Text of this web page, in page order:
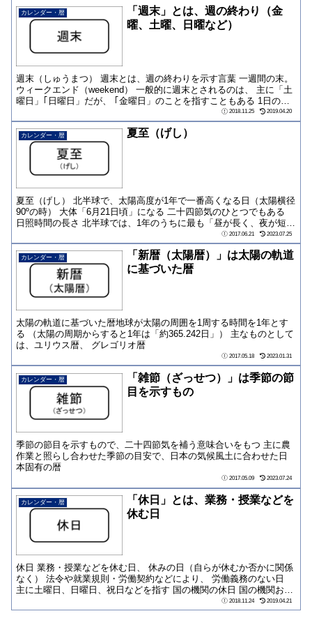
カレンダー・暦
「週末」とは、週の終わり（金
曜、土曜、日曜など）
週末（しゅうまつ） 週末とは、週の終わりを示す言葉 一週間の末。
ウィークエンド（weekend） 一般的に週末とされるのは、 主に「土
曜日」｢日曜日」だが、 ｢金曜日」のことを指すこともある 1日の
2018.11.25 2019.04.20
カレンダー・暦 夏至（げし）
夏至（げし） 北半球で、太陽高度が1年で一番高くなる日（太陽横径
90ºの時） 大体「6月21日頃」になる 二十四節気のひとつでもある
日照時間の長さ 北半球では、1年のうちに最も「昼が長く、夜が短い
2017.06.21 2023.07.25
カレンダー・暦
「新暦（太陽暦）」は太陽の軌道
に基づいた暦
太陽の軌道に基づいた暦地球が太陽の周囲を1周する時間を1年とす
る （太陽の周期からすると1年は「約365.242日」） 主なものとして
は、ユリウス暦、 グレゴリオ暦
2017.05.18 2023.01.31
カレンダー・暦
「雑節（ざっせつ）」は季節の節
目を示すもの
季節の節目を示すもので、二十四節気を補う意味合いをもつ 主に農
作業と照らし合わせた季節の目安で、日本の気候風土に合わせた日
本固有の暦
2017.05.09 2023.07.24
カレンダー・暦
「休日」とは、業務・授業などを
休む日
休日 業務・授業などを休む日、 休みの日（自らが休むか否かに関係
なく） 法令や就業規則・労働契約などにより、 労働義務のない日
主に土曜日、日曜日、祝日などを指す 国の機関の休日 国の機関およ
2018.11.24 2019.04.21